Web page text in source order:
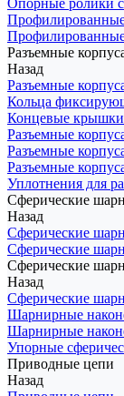
Опорные ролики
Разъемные
Назад
Разъемные
Кольца
Концевые
Разъемные
Разъемные
Разъемные
Уплотнения для
Сферические
Назад
Сферические
Сферические
Сферические
Назад
Сферические
Шарнирные
Шарнирные
Упорные
Приводные цепи
Назад